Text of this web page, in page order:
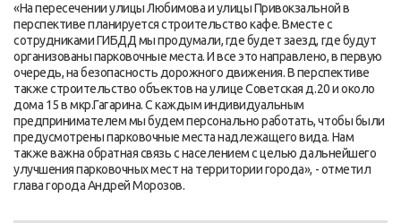
«На пересечении улицы Любимова и улицы Привокзальной в
перспективе планируется строительство кафе. Вместе с
сотрудниками ГИБДД мы продумали, где будет заезд, где будут
организованы парковочные места. И все это направлено, в первую
очередь, на безопасность дорожного движения. В перспективе
также строительство объектов на улице Советская д.20 и около
дома 15 в мкр.Гагарина. С каждым индивидуальным
предпринимателем мы будем персонально работать, чтобы были
предусмотрены парковочные места надлежащего вида. Нам
также важна обратная связь с населением с целью дальнейшего
улучшения парковочных мест на территории города», - отметил
глава города Андрей Морозов.